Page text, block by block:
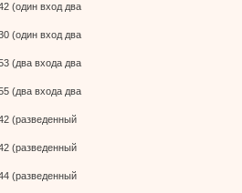
(один вход два
(один вход два
(два входа два
(два входа два
(разведенный
(разведенный
(разведенный